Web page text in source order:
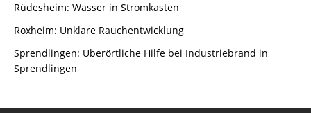
Rüdesheim: Wasser in Stromkasten
Roxheim: Unklare Rauchentwicklung
Sprendlingen: Überörtliche Hilfe bei Industriebrand in
Sprendlingen